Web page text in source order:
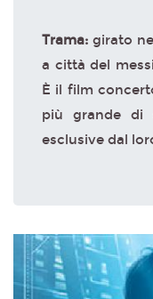
Trama:girato
a città del
È il film
più grande di
esclusive dal